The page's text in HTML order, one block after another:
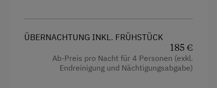
Kühlschrank
Haupthaus
Ausziehcouch
ÜBERNACHTUNG INKL. FRÜHSTÜCK
185 €
Ab-Preis pro Nacht für 4 Personen (exkl.
Endreinigung und Nächtigungsabgabe)